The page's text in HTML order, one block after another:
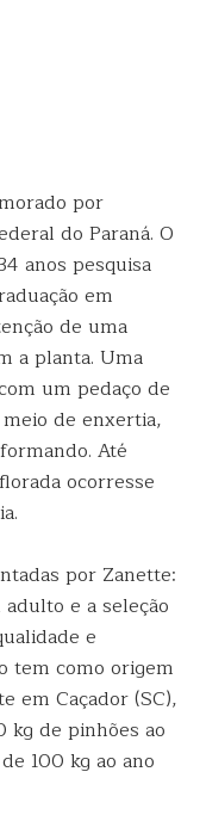
por
do Paraná. O
anos pesquisa
em
de uma
a planta. Uma
um pedaço de
de enxertia,
Até
ocorresse
por Zanette:
e a seleção
e
tem como origem
em Caçador (SC),
de pinhões ao
100 kg ao ano